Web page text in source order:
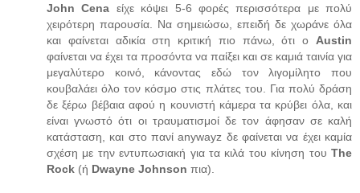
John Cena είχε κόψει 5-6 φορές περισσότερα με πολύ
χειρότερη παρουσία. Να σημειώσω, επειδή δε χωράνε όλα
και φαίνεται αδικία στη κριτική πιο πάνω, ότι ο Austin
φαίνεται να έχει τα προσόντα να παίξει και σε καμιά ταινία για
μεγαλύτερο κοινό, κάνοντας εδώ τον λιγομίλητο που
κουβαλάει όλο τον κόσμο στις πλάτες του. Για πολύ δράση
δε ξέρω βέβαια αφού η κουνιστή κάμερα τα κρύβει όλα, και
είναι γνωστό ότι οι τραυματισμοί δε τον άφησαν σε καλή
κατάσταση, και στο πανί anywayz δε φαίνεται να έχει καμία
σχέση με την εντυπωσιακή για τα κιλά του κίνηση του The
Rock (ή Dwayne Johnson πια).